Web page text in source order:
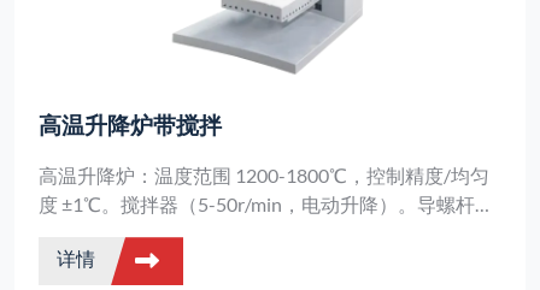
高温升降炉带搅拌
高温升降炉：温度范围 1200-1800℃，控制精度/均匀
度 ±1℃。搅拌器（5-50r/min，电动升降）。导螺杆升
降（5s-1min），1-10 吨装载平台。双层风冷机身
（≤45℃），耐酸碱腐蚀。
详情